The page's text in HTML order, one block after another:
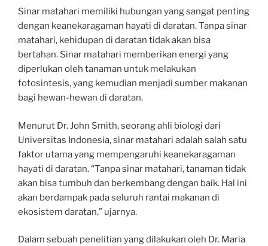
Sinar matahari memiliki hubungan yang sangat penting
dengan keanekaragaman hayati di daratan. Tanpa sinar
matahari, kehidupan di daratan tidak akan bisa
bertahan. Sinar matahari memberikan energi yang
diperlukan oleh tanaman untuk melakukan
fotosintesis, yang kemudian menjadi sumber makanan
bagi hewan-hewan di daratan.
Menurut Dr. John Smith, seorang ahli biologi dari
Universitas Indonesia, sinar matahari adalah salah satu
faktor utama yang mempengaruhi keanekaragaman
hayati di daratan. “Tanpa sinar matahari, tanaman tidak
akan bisa tumbuh dan berkembang dengan baik. Hal ini
akan berdampak pada seluruh rantai makanan di
ekosistem daratan,” ujarnya.
Dalam sebuah penelitian yang dilakukan oleh Dr. Maria